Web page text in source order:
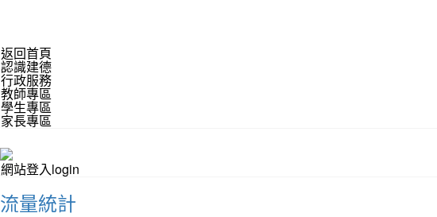
返回首頁
認識建德
行政服務
教師專區
學生專區
家長專區
網站登入login
流量統計